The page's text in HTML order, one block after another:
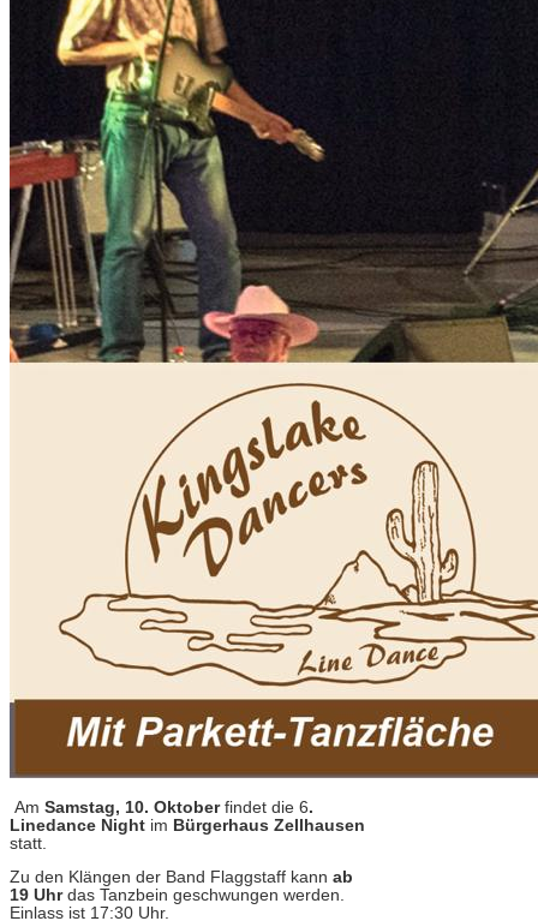
Am Samstag, 10. Oktoberfindet die 6.
Linedance Night im Bürgerhaus Zellhausen
statt.
Zu den Klängen der Band Flaggstaff kann ab
19 Uhrdas Tanzbein geschwungen werden.
Einlass ist 17:30 Uhr.